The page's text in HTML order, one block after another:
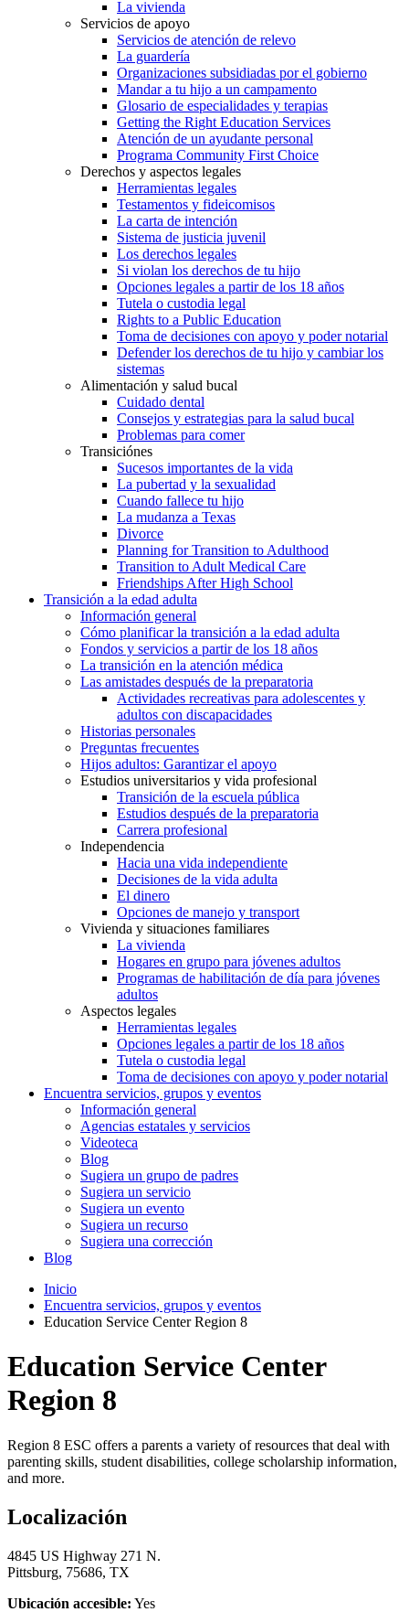
La vivienda
Servicios de apoyo
Servicios de atención de relevo
La guardería
Organizaciones subsidiadas por el gobierno
Mandar a tu hijo a un campamento
Glosario de especialidades y terapias
Getting the Right Education Services
Atención de un ayudante personal
Programa Community First Choice
Derechos y aspectos legales
Herramientas legales
Testamentos y fideicomisos
La carta de intención
Sistema de justicia juvenil
Los derechos legales
Si violan los derechos de tu hijo
Opciones legales a partir de los 18 años
Tutela o custodia legal
Rights to a Public Education
Toma de decisiones con apoyo y poder notarial
Defender los derechos de tu hijo y cambiar los
sistemas
Alimentación y salud bucal
Cuidado dental
Consejos y estrategias para la salud bucal
Problemas para comer
Transiciónes
Sucesos importantes de la vida
La pubertad y la sexualidad
Cuando fallece tu hijo
La mudanza a Texas
Divorce
Planning for Transition to Adulthood
Transition to Adult Medical Care
Friendships After High School
Transición a la edad adulta
Información general
Cómo planificar la transición a la edad adulta
Fondos y servicios a partir de los 18 años
La transición en la atención médica
Las amistades después de la preparatoria
Actividades recreativas para adolescentes y
adultos con discapacidades
Historias personales
Preguntas frecuentes
Hijos adultos: Garantizar el apoyo
Estudios universitarios y vida profesional
Transición de la escuela pública
Estudios después de la preparatoria
Carrera profesional
Independencia
Hacia una vida independiente
Decisiones de la vida adulta
El dinero
Opciones de manejo y transport
Vivienda y situaciones familiares
La vivienda
Hogares en grupo para jóvenes adultos
Programas de habilitación de día para jóvenes
adultos
Aspectos legales
Herramientas legales
Opciones legales a partir de los 18 años
Tutela o custodia legal
Toma de decisiones con apoyo y poder notarial
Encuentra servicios, grupos y eventos
Información general
Agencias estatales y servicios
Videoteca
Blog
Sugiera un grupo de padres
Sugiera un servicio
Sugiera un evento
Sugiera un recurso
Sugiera una corrección
Blog
Inicio
Encuentra servicios, grupos y eventos
Education Service Center Region 8
Education Service Center
Region 8
Region 8 ESC offers a parents a variety of resources that deal with
parenting skills, student disabilities, college scholarship information,
and more.
Localización
4845 US Highway 271 N.
Pittsburg, 75686, TX
Ubicación accesible: Yes